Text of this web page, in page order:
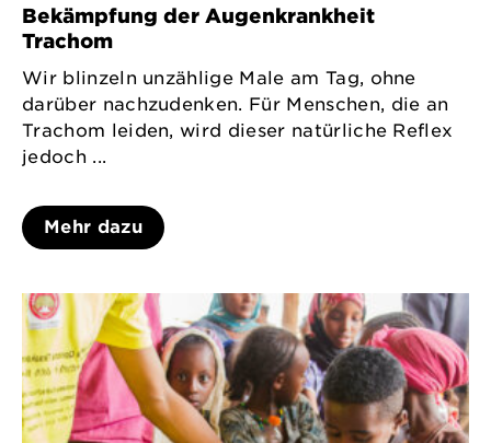
Bekämpfung der Augenkrankheit
Trachom
Wir blinzeln unzählige Male am Tag, ohne
darüber nachzudenken. Für Menschen, die an
Trachom leiden, wird dieser natürliche Reflex
jedoch ...
Mehr dazu